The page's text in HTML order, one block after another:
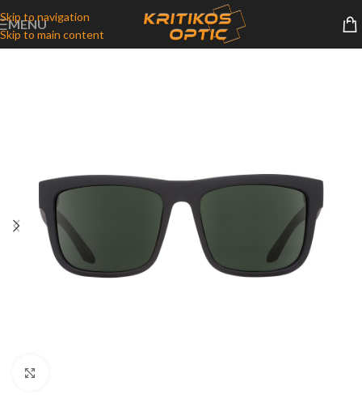
Skip to navigation
Skip to main content
MENU